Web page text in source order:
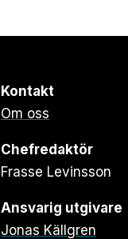
Kontakt
Om oss
Chefredaktör
Frasse Levinsson
Ansvarig utgivare
Jonas Källgren